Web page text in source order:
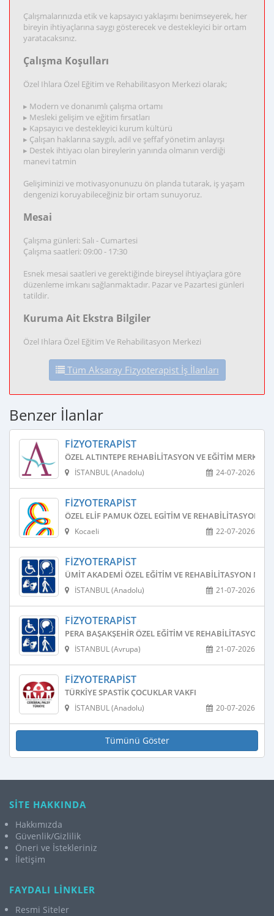
Çalışmalarınızda etik ve kapsayıcı yaklaşımı benimseyerek, her
bireyin ihtiyaçlarına saygı gösterecek ve destekleyici bir ortam
yaratacaksınız.
Çalışma Koşulları
Özel Ihlara Özel Eğitim ve Rehabilitasyon Merkezi olarak;
▸ Modern ve donanımlı çalışma ortamı
▸ Mesleki gelişim ve eğitim fırsatları
▸ Kapsayıcı ve destekleyici kurum kültürü
▸ Çalışan haklarına saygılı, adil ve şeffaf yönetim anlayışı
▸ Destek ihtiyacı olan bireylerin yanında olmanın verdiği
manevi tatmin
Gelişiminizi ve motivasyonunuzu ön planda tutarak, iş yaşam
dengenizi koruyabileceğiniz bir ortam sunuyoruz.
Mesai
Çalışma günleri: Salı - Cumartesi
Çalışma saatleri: 09:00 - 17:30
Esnek mesai saatleri ve gerektiğinde bireysel ihtiyaçlara göre
düzenleme imkanı sağlanmaktadır. Pazar ve Pazartesi günleri
tatildir.
Kuruma Ait Ekstra Bilgiler
Özel Ihlara Özel Eğitim Ve Rehabilitasyon Merkezi
Tüm Aksaray Fizyoterapist İş İlanları
Benzer İlanlar
FIZYOTERAPIST
ÖZEL ALTINTEPE REHABILITASYON VE EĞITIM MERKEZI
24-07-2026
İSTANBUL (Anadolu)
FIZYOTERAPIST
ÖZEL ELIF PAMUK ÖZEL EGITIM VE REHABILITASYON
22-07-2026
Kocaeli
FIZYOTERAPIST
ÜMIT AKADEMI ÖZEL EĞITIM VE REHABILITASYON
21-07-2026
İSTANBUL (Anadolu)
FIZYOTERAPIST
PERA BAŞAKŞEHIR ÖZEL EĞITIM VE REHABILITASYON
21-07-2026
İSTANBUL (Avrupa)
FIZYOTERAPIST
TÜRKIYE SPASTIK ÇOCUKLAR VAKFI
20-07-2026
İSTANBUL (Anadolu)
Tümünü Göster
SİTE HAKKINDA
Hakkımızda
Güvenlik/Gizlilik
Öneri ve İstekleriniz
İletişim
FAYDALI LİNKLER
Resmi Siteler